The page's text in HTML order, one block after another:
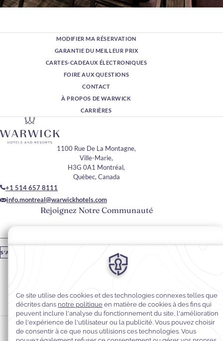
MODIFIER MA RÉSERVATION
GARANTIE DU MEILLEUR PRIX
CARTES-CADEAUX ÉLECTRONIQUES
FOIRE AUX QUESTIONS
CONTACT
À PROPOS DE WARWICK
CARRIÈRES
Rejoignez Notre Communauté
S'ABONNER
1100 Rue De La Montagne,
Ville-Marie,
H3G 0A1 Montréal,
Québec, Canada
+1 514 657 8111
info.montreal@warwickhotels.com
Restez En Contact
Préférences en matière de cookies
Politique de confidentialité